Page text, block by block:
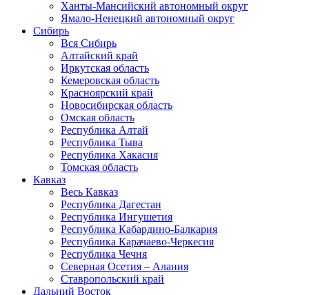
Ханты-Мансийский автономный округ
Ямало-Ненецкий автономный округ
Сибирь
Вся Сибирь
Алтайский край
Иркутская область
Кемеровская область
Красноярский край
Новосибирская область
Омская область
Республика Алтай
Республика Тыва
Республика Хакасия
Томская область
Кавказ
Весь Кавказ
Республика Дагестан
Республика Ингушетия
Республика Кабардино-Балкария
Республика Карачаево-Черкесия
Республика Чечня
Северная Осетия – Алания
Ставропольский край
Дальний Восток